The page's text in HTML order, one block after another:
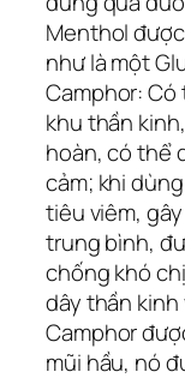
Menthol
như là một
Camphor:
khu thần
hoàn, có thể
cảm; khi
tiêu viêm,
trung bình,
chống khó
dây thần
Camphor
mũi hầu, nó